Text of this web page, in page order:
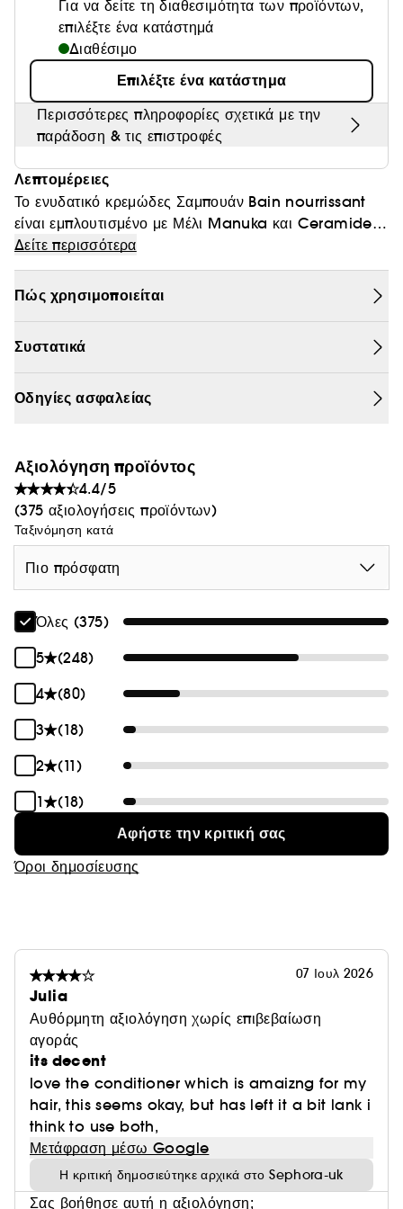
Θαμπάδα
Για να δείτε τη διαθεσιμότητα των προϊόντων,
επιλέξτε ένα κατάστημά
Διαθέσιμο
Επιλέξτε ένα κατάστημα
Περισσότερες πληροφορίες σχετικά με την
παράδοση & τις επιστροφές
Λεπτομέρειες
Το ενυδατικό κρεμώδες Σαμπουάν Bain nourrissant
είναι εμπλουτισμένο με Μέλι Manuka και Ceramide
για σπαστά, πολύ σγουρά και άφρο μαλλιά. Καθαρίζει
απαλά τα μαλλιά και το τριχωτό, απομακρύνοντας όλη
τη σκόνη, τους ρύπους και τα προϊόντα styling. Χάρη
τριχωτό για την ανάπτυξη νέων τριχών. Προσφέρει
πλούσια ενυδάτωση στις μπούκλες χωρίς να τις
βαραίνει, διατηρώντας το σχήμα και τον όγκο τους.
Δείτε περισσότερα
Πώς χρησιμοποιείται
Συστατικά
Οδηγίες ασφαλείας
Αξιολόγηση προϊόντος
4.4/5
(375 αξιολογήσεις προϊόντων)
Ταξινόμηση κατά
Πιο πρόσφατη
Όλες (375)
5
(248)
4
(80)
3
(18)
2
(11)
1
(18)
Αφήστε την κριτική σας
Όροι δημοσίευσης
07 Ιουλ 2026
Julia
Αυθόρμητη αξιολόγηση χωρίς επιβεβαίωση
αγοράς
its decent
love the conditioner which is amaizng for my
hair, this seems okay, but has left it a bit lank i
think to use both,
Μετάφραση μέσω Google
Η κριτική δημοσιεύτηκε αρχικά στο Sephora-uk
Σας βοήθησε αυτή η αξιολόγηση;